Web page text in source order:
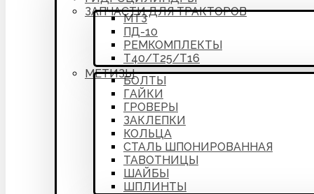
ЗАПЧАСТИ ДЛЯ ТРАКТОРОВ
МТЗ
ПД-10
РЕМКОМПЛЕКТЫ
Т40/Т25/Т16
МЕТИЗЫ
БОЛТЫ
ГАЙКИ
ГРОВЕРЫ
ЗАКЛЕПКИ
КОЛЬЦА
СТАЛЬ ШПОНИРОВАННАЯ
ТАВОТНИЦЫ
ШАЙБЫ
ШПЛИНТЫ